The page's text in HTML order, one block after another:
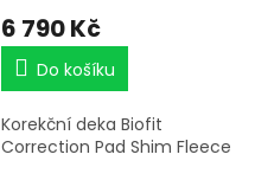
6 790 Kč
Do košíku
Korekční deka Biofit
Correction Pad Shim Fleece